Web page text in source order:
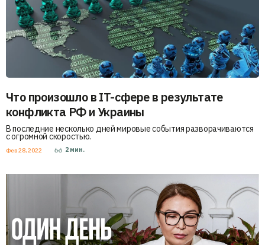
Что произошло в IT-сфере в результате
конфликта РФ и Украины
В последние несколько дней мировые события разворачиваются
с огромной скоростью.
Фев 28, 2022 2 мин.